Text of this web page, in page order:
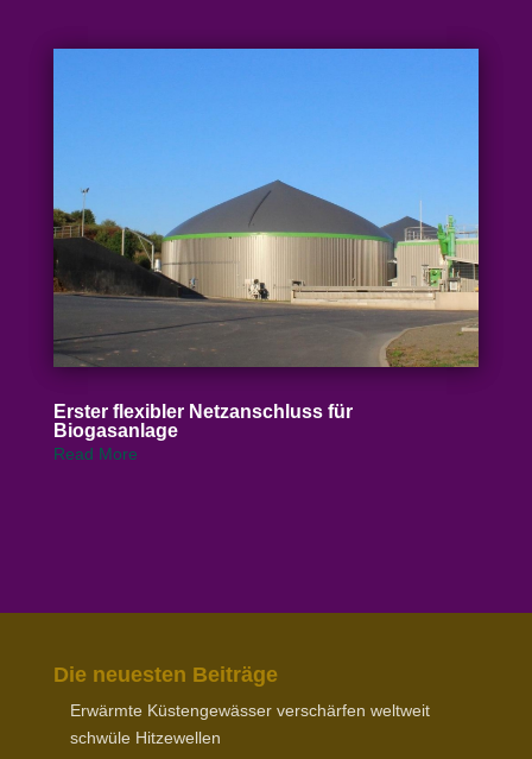
Erster flexibler Netz­an­schluss für
Biogasanlage
Read More
Die neuesten Beiträge
Erwärmte Küsten­ge­wässer verschärfen weltweit
schwüle Hitzewellen